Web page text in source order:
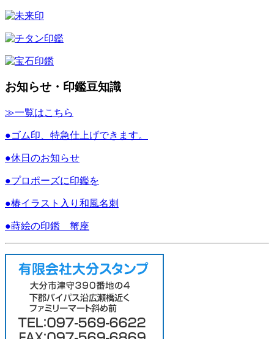
お知らせ・印鑑豆知識
≫一覧はこちら
●ゴム印、特急仕上げできます。
●休日のお知らせ
●プロポーズに印鑑を
●椿イラスト入り和風名刺
●蒔絵の印鑑 蟹座